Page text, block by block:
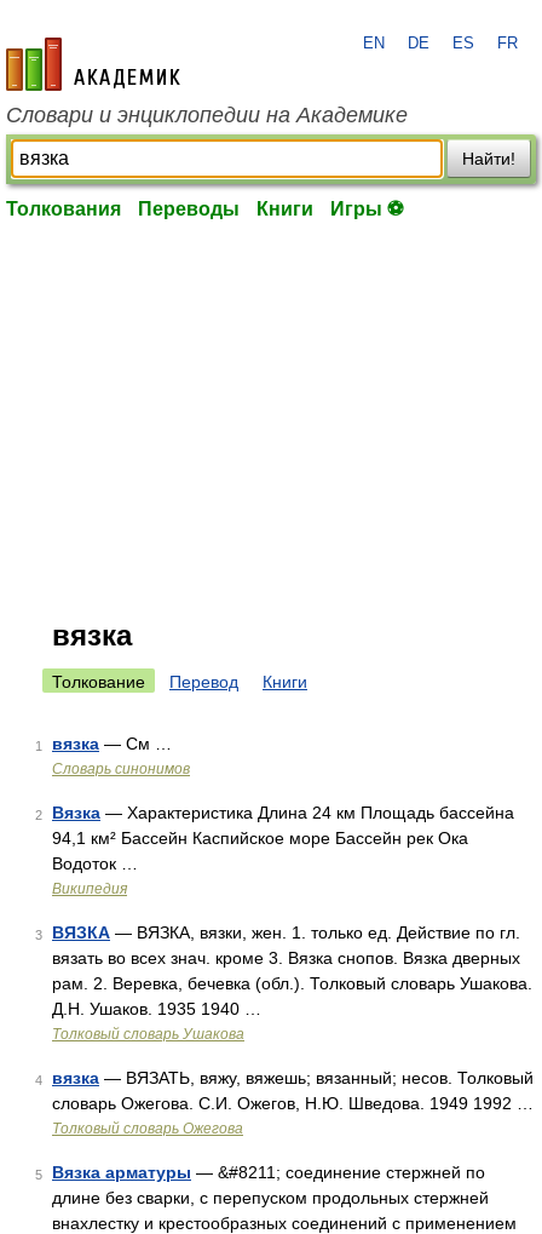
academic.ru
EN DE ES FR
Словари и энциклопедии на Академике
Найти!
Толкования Переводы Книги Игры ⚽
вязка
Толкование Перевод Книги
1 вязка — См …
Словарь синонимов
2 Вязка — Характеристика Длина 24 км Площадь бассейна
94,1 км² Бассейн Каспийское море Бассейн рек Ока
Водоток …
Википедия
3 ВЯЗКА — ВЯЗКА, вязки, жен. 1. только ед. Действие по гл.
вязать во всех знач. кроме 3. Вязка снопов. Вязка дверных
рам. 2. Веревка, бечевка (обл.). Толковый словарь Ушакова.
Д.Н. Ушаков. 1935 1940 …
Толковый словарь Ушакова
4 вязка — ВЯЗАТЬ, вяжу, вяжешь; вязанный; несов. Толковый
словарь Ожегова. С.И. Ожегов, Н.Ю. Шведова. 1949 1992 …
Толковый словарь Ожегова
5 Вязка арматуры — &#8211; соединение стержней по
длине без сварки, с перепуском продольных стержней
внахлестку и крестообразных соединений с применением